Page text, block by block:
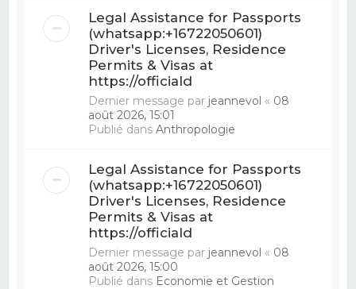
Legal Assistance for Passports
(whatsapp:+16722050601)
Driver's Licenses, Residence
Permits & Visas at
https://officiald
Dernier message par jeannevol « 08
août 2026, 15:01
Publié dansAnthropologie
Legal Assistance for Passports
(whatsapp:+16722050601)
Driver's Licenses, Residence
Permits & Visas at
https://officiald
Dernier message par jeannevol « 08
août 2026, 15:00
Publié dans Economie et Gestion